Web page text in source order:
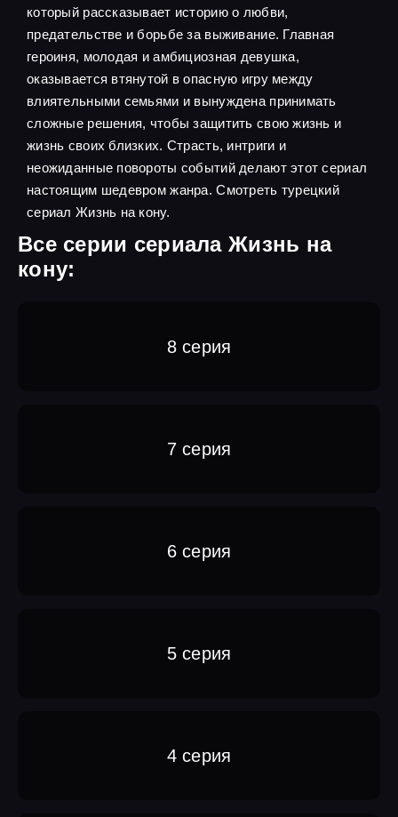
который рассказывает историю о любви,
предательстве и борьбе за выживание. Главная
героиня, молодая и амбициозная девушка,
оказывается втянутой в опасную игру между
влиятельными семьями и вынуждена принимать
сложные решения, чтобы защитить свою жизнь и
жизнь своих близких. Страсть, интриги и
неожиданные повороты событий делают этот сериал
настоящим шедевром жанра. Смотреть турецкий
сериал Жизнь на кону.
Все серии сериала Жизнь на
кону:
8 серия
7 серия
6 серия
5 серия
4 серия